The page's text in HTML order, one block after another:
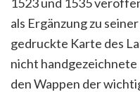
als Ergänzung zu
gedruckte Karte des
nicht handgezeichnete
den Wappen der